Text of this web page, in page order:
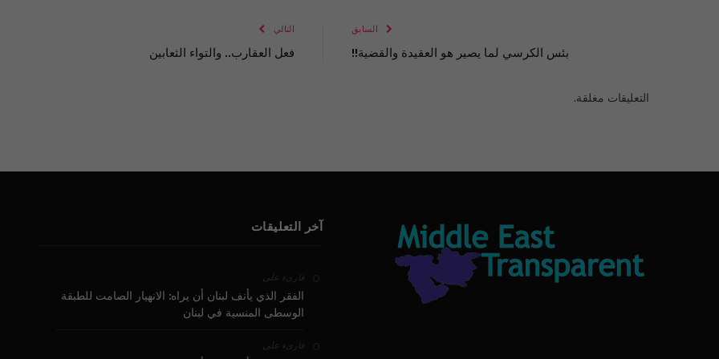
السابق
بئس الكرسي لما يصير هو العقيدة والقضية!!
التالي
فعل العقارب.. والتواء الثعابين
التعليقات مغلقة.
آخر التعليقات
قارىء على
الفقر الذي يأنف لبنان أن يراه: الانهيار الصامت للطبقة
الوسطى المنسية في لبنان
قارىء على